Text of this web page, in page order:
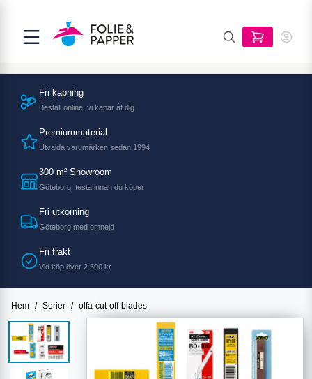
Fri kapning
Beställ online, vi kapar åt dig
Premiummaterial
Utvalda varumärken sedan 1994
300 m² Showroom
Göteborg, testa innan du köper
Fri utkörning
Göteborg med omnejd
Fri frakt
Vid köp över 2 500 kr
Hem / Serier / olfa-cut-off-blades